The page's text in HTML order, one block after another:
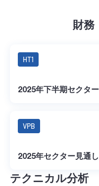
財務
HT1
2025年下半期セクタ
VPB
2025年セクター見通し
テクニカル分析